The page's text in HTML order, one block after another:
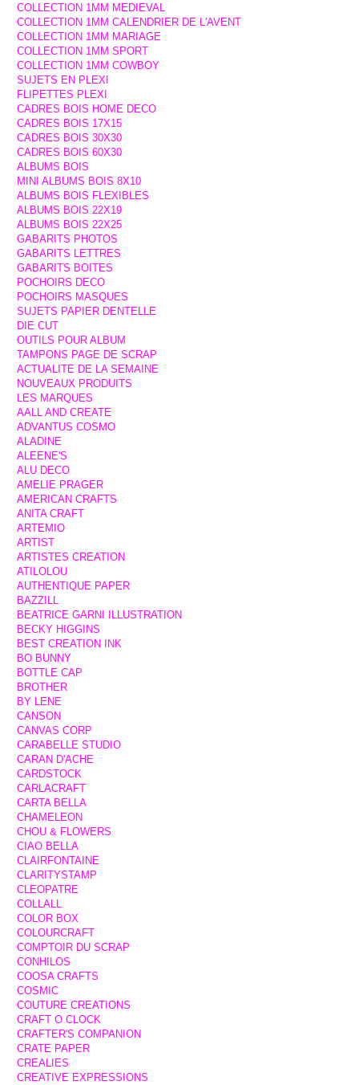
COLLECTION 1MM MEDIEVAL
COLLECTION 1MM CALENDRIER DE L'AVENT
COLLECTION 1MM MARIAGE
COLLECTION 1MM SPORT
COLLECTION 1MM COWBOY
SUJETS EN PLEXI
FLIPETTES PLEXI
CADRES BOIS HOME DECO
CADRES BOIS 17X15
CADRES BOIS 30X30
CADRES BOIS 60X30
ALBUMS BOIS
MINI ALBUMS BOIS 8X10
ALBUMS BOIS FLEXIBLES
ALBUMS BOIS 22X19
ALBUMS BOIS 22X25
GABARITS PHOTOS
GABARITS LETTRES
GABARITS BOITES
POCHOIRS DECO
POCHOIRS MASQUES
SUJETS PAPIER DENTELLE
DIE CUT
OUTILS POUR ALBUM
TAMPONS PAGE DE SCRAP
ACTUALITE DE LA SEMAINE
NOUVEAUX PRODUITS
LES MARQUES
AALL AND CREATE
ADVANTUS COSMO
ALADINE
ALEENE'S
ALU DECO
AMELIE PRAGER
AMERICAN CRAFTS
ANITA CRAFT
ARTEMIO
ARTIST
ARTISTES CREATION
ATILOLOU
AUTHENTIQUE PAPER
BAZZILL
BEATRICE GARNI ILLUSTRATION
BECKY HIGGINS
BEST CREATION INK
BO BUNNY
BOTTLE CAP
BROTHER
BY LENE
CANSON
CANVAS CORP
CARABELLE STUDIO
CARAN D'ACHE
CARDSTOCK
CARLACRAFT
CARTA BELLA
CHAMELEON
CHOU & FLOWERS
CIAO BELLA
CLAIRFONTAINE
CLARITYSTAMP
CLEOPATRE
COLLALL
COLOR BOX
COLOURCRAFT
COMPTOIR DU SCRAP
CONHILOS
COOSA CRAFTS
COSMIC
COUTURE CREATIONS
CRAFT O CLOCK
CRAFTER'S COMPANION
CRATE PAPER
CREALIES
CREATIVE EXPRESSIONS